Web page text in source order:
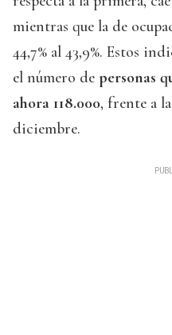
mientras que la de
44,7% al 43,9%. Estos
el número de personas
ahora 118.000, frente a
diciembre.